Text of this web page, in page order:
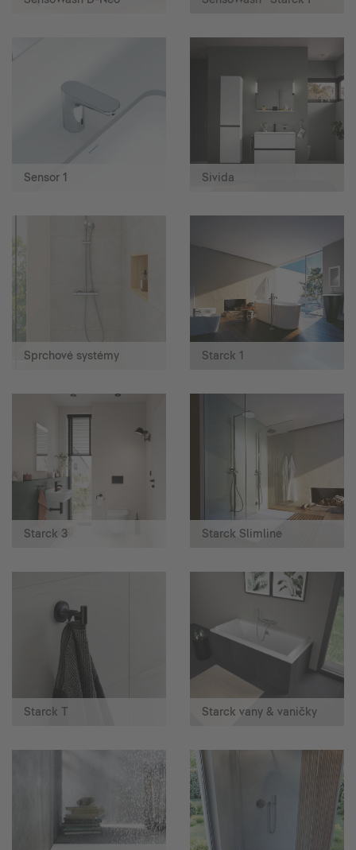
Sensor 1 Sivida
Sprchové systémy Starck 1
Starck 3 Starck Slimline
Starck T Starck vany & vaničky